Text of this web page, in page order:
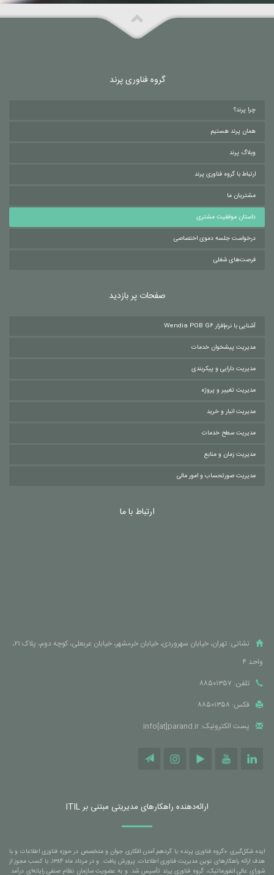
گروه فناوری پرند
چرا پرند؟
همان پرند هستیم
وبلاگ پرند
ارتباط با گروه فناوری پرند
مشتریان ما
داستان موفقیت مشتری
درخواست جلسه دموی اختصاصی
فرصت‌های شغلی
صفحات پر بازدید
آشنایی با نرم‌افزار Wendia POB G6
مدیریت پیشخوان خدمات
مدیریت دارایی و پیکربندی
مدیریت تغییر و پروژه
مدیریت انبار و خرید
مدیریت سطح خدمات
مدیریت زمان و منابع
مدیریت صورتحساب و امور مالی
ارتباط با ما
نشانی: تهران، خیابان سهروردی، خیابان خرمشهر، خیابان عربعلی، کوچه دوم، پلاک ۲۱،
واحد ۴
تلفن: ۸۸۵۰۱۳۵۷
فکس: ۸۸۵۰۱۳۵۸
پست الکترونیک: info[at]parand.ir
ارائه‌دهنده راهکارهای مدیریتی مبتنی بر ITIL
ایده شکل‌گیری «گروه فناوری پرند» با گردهم آمدن افکاری جوان و متخصص در حوزه فناوری اطلاعات و با
هدف ارائه راهکارهای نوین مدیریت فناوری اطلاعات، پرورش یافت. و در مرداد ماه ۱۳۸۴، با کسب مجوز از
شورای عالی انفورماتیک، گروه فناوری پرند تأسیس شد. و به عضویت سازمان نظام صنفی رایانه‌ای درآمد.